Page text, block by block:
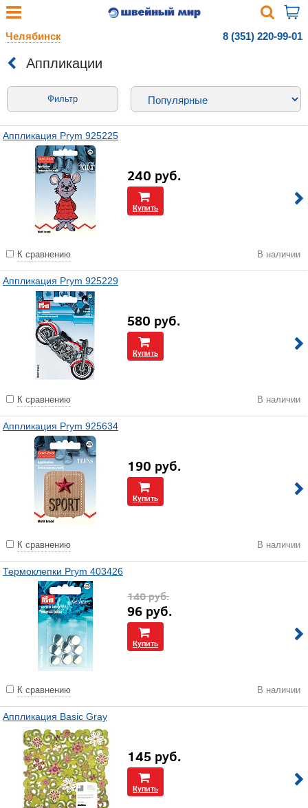
Челябинск 8 (351) 220-99-01
Аппликации
Фильтр
Аппликация Prym 925225
240 руб.
Купить
К сравнению В наличии
Аппликация Prym 925229
580 руб.
Купить
К сравнению В наличии
Аппликация Prym 925634
190 руб.
Купить
К сравнению В наличии
Термоклепки Prym 403426
140руб.
96 руб.
Купить
К сравнению В наличии
Аппликация Basic Gray
145 руб.
Купить